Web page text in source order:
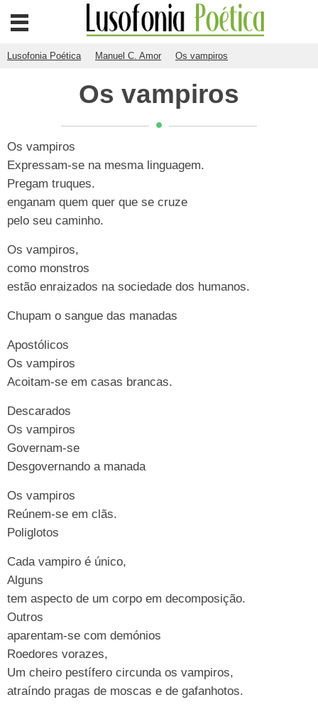
Lusofonia Poética Manuel C. Amor Os vampiros
Os vampiros
Os vampiros
Expressam-se na mesma linguagem.
Pregam truques.
enganam quem quer que se cruze
pelo seu caminho.
Os vampiros,
como monstros
estão enraizados na sociedade dos humanos.
Chupam o sangue das manadas
Apostólicos
Os vampiros
Acoitam-se em casas brancas.
Descarados
Os vampiros
Governam-se
Desgovernando a manada
Os vampiros
Reúnem-se em clãs.
Poliglotos
Cada vampiro é único,
Alguns
tem aspecto de um corpo em decomposição.
Outros
aparentam-se com demónios
Roedores vorazes,
Um cheiro pestífero circunda os vampiros,
atraíndo pragas de moscas e de gafanhotos.